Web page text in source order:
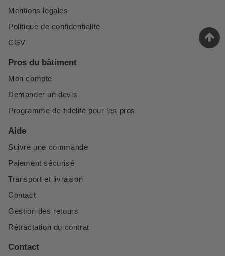
Mentions légales
Politique de confidentialité
CGV
Pros du bâtiment
Mon compte
Demander un devis
Programme de fidélité pour les pros
Aide
Suivre une commande
Paiement sécurisé
Transport et livraison
Contact
Gestion des retours
Rétractation du contrat
Contact